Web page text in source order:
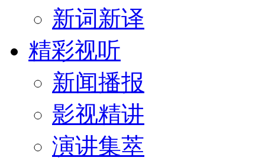
新词新译
精彩视听
新闻播报
影视精讲
演讲集萃